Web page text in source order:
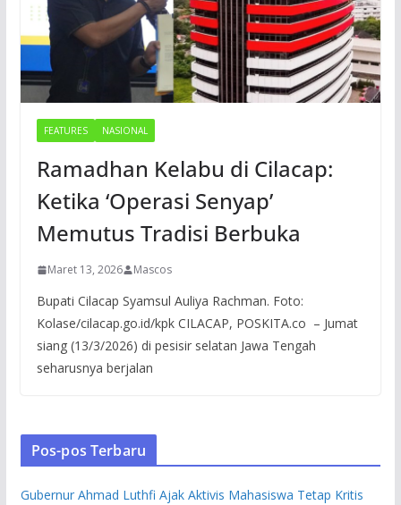
FEATURES NASIONAL
Ramadhan Kelabu di Cilacap:
Ketika ‘Operasi Senyap’
Memutus Tradisi Berbuka
Maret 13, 2026 Mascos
Bupati Cilacap Syamsul Auliya Rachman. Foto:
Kolase/cilacap.go.id/kpk CILACAP, POSKITA.co – Jumat
siang (13/3/2026) di pesisir selatan Jawa Tengah
seharusnya berjalan
Pos-pos Terbaru
Gubernur Ahmad Luthfi Ajak Aktivis Mahasiswa Tetap Kritis